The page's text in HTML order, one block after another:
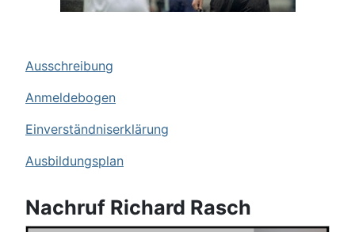
Ausschreibung
Anmeldebogen
Einverständniserklärung
Ausbildungsplan
Nachruf Richard Rasch